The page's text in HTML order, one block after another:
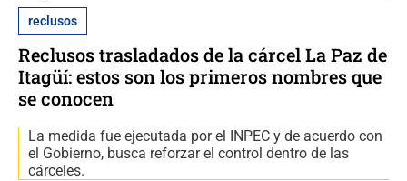
reclusos
Reclusos trasladados de la cárcel La Paz de
Itagüí: estos son los primeros nombres que
se conocen
La medida fue ejecutada por el INPEC y de acuerdo con
el Gobierno, busca reforzar el control dentro de las
cárceles.